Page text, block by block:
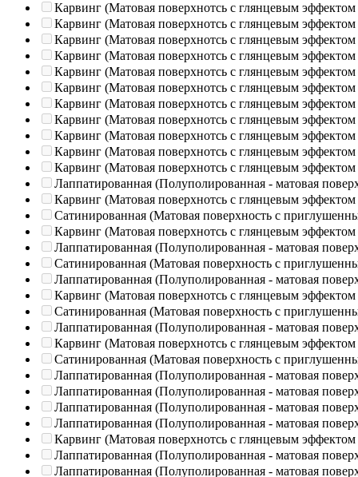
Карвинг (Матовая поверхнотсь с глянцевым эффектом
Карвинг (Матовая поверхнотсь с глянцевым эффектом
Карвинг (Матовая поверхнотсь с глянцевым эффектом
Карвинг (Матовая поверхнотсь с глянцевым эффектом
Карвинг (Матовая поверхнотсь с глянцевым эффектом
Карвинг (Матовая поверхнотсь с глянцевым эффектом
Карвинг (Матовая поверхнотсь с глянцевым эффектом
Карвинг (Матовая поверхнотсь с глянцевым эффектом
Карвинг (Матовая поверхнотсь с глянцевым эффектом
Карвинг (Матовая поверхнотсь с глянцевым эффектом
Карвинг (Матовая поверхнотсь с глянцевым эффектом
Лаппатированная (Полуполированная - матовая
Карвинг (Матовая поверхнотсь с глянцевым эффектом
Сатинированная (Матовая поверхность с
Карвинг (Матовая поверхнотсь с глянцевым эффектом
Лаппатированная (Полуполированная - матовая
Сатинированная (Матовая поверхность с
Лаппатированная (Полуполированная - матовая
Карвинг (Матовая поверхнотсь с глянцевым эффектом
Сатинированная (Матовая поверхность с
Лаппатированная (Полуполированная - матовая
Карвинг (Матовая поверхнотсь с глянцевым эффектом
Сатинированная (Матовая поверхность с
Лаппатированная (Полуполированная - матовая
Лаппатированная (Полуполированная - матовая
Лаппатированная (Полуполированная - матовая
Лаппатированная (Полуполированная - матовая
Карвинг (Матовая поверхнотсь с глянцевым эффектом
Лаппатированная (Полуполированная - матовая
Лаппатированная (Полуполированная - матовая